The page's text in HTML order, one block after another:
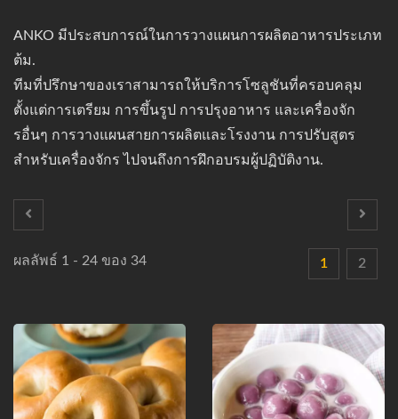
ANKO มีประสบการณ์ในการวางแผนการผลิตอาหารประเภท
ต้ม.
ทีมที่ปรึกษาของเราสามารถให้บริการโซลูชันที่ครอบคลุม
ตั้งแต่การเตรียม การขึ้นรูป การปรุงอาหาร และเครื่องจัก
รอื่นๆ การวางแผนสายการผลิตและโรงงาน การปรับสูตร
สำหรับเครื่องจักร ไปจนถึงการฝึกอบรมผู้ปฏิบัติงาน.
ผลลัพธ์ 1 - 24 ของ 34 1 2